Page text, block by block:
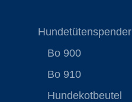
Hundetütenspender
Bo 900
Bo 910
Hundekotbeutel